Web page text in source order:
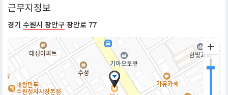
근무지정보
경기 수원시 장안구 장안로 77